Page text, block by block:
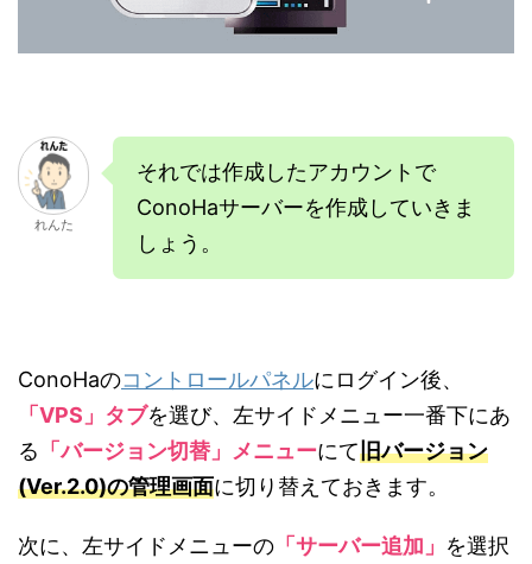
れんた
それでは作成したアカウントで
ConoHaサーバーを作成していきま
しょう。
ConoHaのコントロールパネルにログイン後、
「VPS」タブを選び、左サイドメニュー一番下にあ
る 「バージョン切替」メニューにて旧バージョン
(Ver.2.0)の管理画面に切り替えておきます。
次に、左サイドメニューの 「サーバー追加」 を選択